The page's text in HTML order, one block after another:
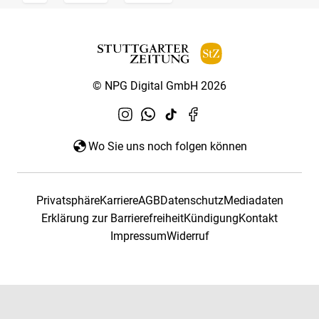
© NPG Digital GmbH 2026
Wo Sie uns noch folgen können
PrivatsphäreKarriereAGBDatenschutzMediadaten
Erklärung zur BarrierefreiheitKündigungKontakt
ImpressumWiderruf